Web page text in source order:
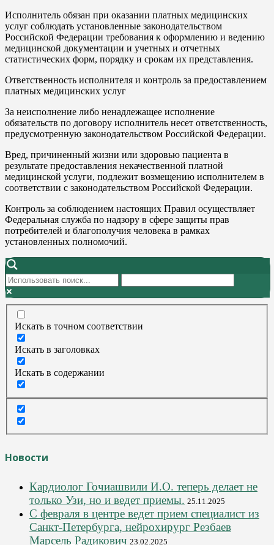
Исполнитель обязан при оказании платных медицинских
услуг соблюдать установленные законодательством
Российской Федерации требования к оформлению и ведению
медицинской документации и учетных и отчетных
статистических форм, порядку и срокам их представления.
Ответственность исполнителя и контроль за предоставлением
платных медицинских услуг
За неисполнение либо ненадлежащее исполнение
обязательств по договору исполнитель несет ответственность,
предусмотренную законодательством Российской Федерации.
Вред, причиненный жизни или здоровью пациента в
результате предоставления некачественной платной
медицинской услуги, подлежит возмещению исполнителем в
соответствии с законодательством Российской Федерации.
Контроль за соблюдением настоящих Правил осуществляет
Федеральная служба по надзору в сфере защиты прав
потребителей и благополучия человека в рамках
установленных полномочий.
Искать в точном соответствии
Искать в заголовках
Искать в содержании
Новости
Кардиолог Гочиашвили И.О. теперь делает не
только Узи, но и ведет приемы. 25.11.2025
С февраля в центре ведет прием специалист из
Санкт-Петербурга, нейрохирург Резбаев
Марсель Радикович 23.02.2025